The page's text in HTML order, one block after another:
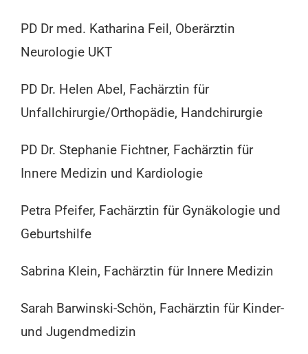
PD Dr med. Katharina Feil, Oberärztin
Neurologie UKT
PD Dr. Helen Abel, Fachärztin für
Unfallchirurgie/Orthopädie, Handchirurgie
PD Dr. Stephanie Fichtner, Fachärztin für
Innere Medizin und Kardiologie
Petra Pfeifer, Fachärztin für Gynäkologie und
Geburtshilfe
Sabrina Klein, Fachärztin für Innere Medizin
Sarah Barwinski-Schön, Fachärztin für Kinder-
und Jugendmedizin